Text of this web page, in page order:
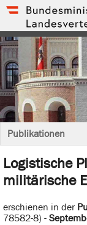
Publikationen
Logistische
militärische
erschienen in der
78582-8) -